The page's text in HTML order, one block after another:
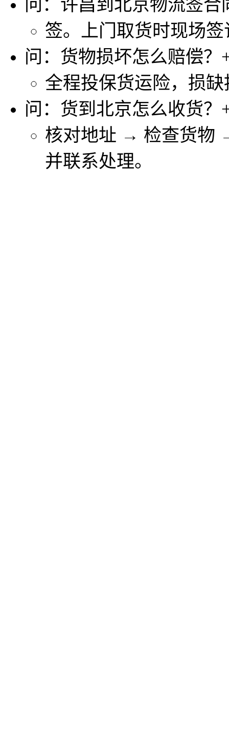
问：许昌到北京物流签合
签。上门取货时现场
问：货物损坏怎么赔偿？
全程投保货运险，损
问：货到北京怎么收货？
核对地址 → 检查货物
并联系处理。